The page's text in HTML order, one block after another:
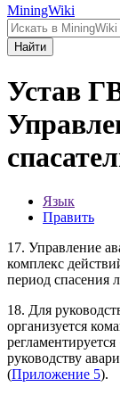
MiningWiki
Найти
Устав
Язык
Править
17. Управление
комплекс
период спасения
18. Для
организуется
руководству
(Приложение 5).